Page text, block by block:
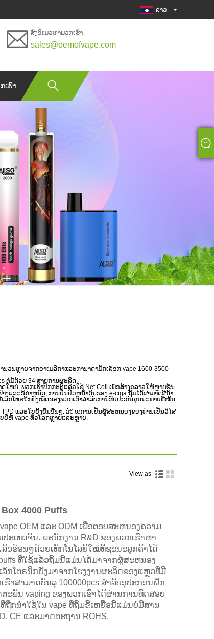
ລາວ
ສົ່ງອີເມວຫາພວກເຮົາ
sales@oemofvape.com
ເຮົາ
ວນຫຼາຍຈາກອາເມລິກາແລະການາດາມັກເລືອກ vape 1600-3500
ຕໍ່ມື້ດ້ວຍ 34 ສາຍການຜະລິດ.
ຫຍ່, ພວກເຮົາປົກກະຕິແລ້ວໃຊ້ Net Coil ເພື່ອສ້າງຄລາວໃຫ້ຫຼາຍຂຶ້ນ
ງແລະຂໍ້ກໍາຫນົດ, ການປິ່ນປົວຫນ້າດິນຂອງ e-ciga ຖິ້ມໄດ້ສາມາດສີນ້ໍາ
ລັກໂທຣນິກທັງໝົດຂອງພວກເຮົາສໍາລັບການຮັບປະກັນຄຸນນະພາບທີ່ໝັ້ນ
ແລະໃບຢັ້ງຢືນອື່ນໆ. â€ œການເປັນຜູ້ສະຫນອງຂອງທ່ານເປັນວິໄສ
ຍີ່ຫໍ້ vape ທົ່ວໂລກຫຼາຍແລະຫຼາຍ.
View as
4000 Puffs
OEM ແລະ ODM ເພື່ອຕອບສະຫນອງຄວາມ
ະເທດຈີນ. ພະນັກງານ R&D ຂອງພວກເຮົາຫາ
ລ້ວຮ້ອນໆດ້ວຍເທັກໂນໂລຍີໃໝ່ທີ່ຊະນະລູກຄ້າໄດ້
ທີ່ໃຊ້ແລ້ວຖິ້ມນີ້ແມ່ນໄດ້ມາຈາກຜູ້ສະຫນອງ
ກໂຕຣນິກຍັງມາຈາກໂຮງງານຜະລິດຂອງແຫຼວທີ່ມີ
າສາມາດບັນລຸ 100000pcs ສໍາລັບອຸປະກອນຝັກ
ະພັນ vaping ຂອງພວກເຮົາໄດ້ຜ່ານການທົດສອບ
ຖືກນໍາໃຊ້ໃນ vape ທີ່ຖິ້ມຂີ້ເຫຍື້ອນີ້ແມ່ນບໍ່ມີສານ
CE ແລະມາດຕະຖານ ROHS.